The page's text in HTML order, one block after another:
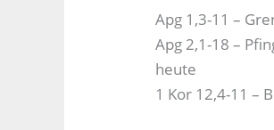
Apg 1,3-11 –
Apg 2,1-18 –
heute
1 Kor 12,4-11 –